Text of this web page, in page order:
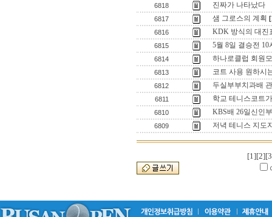
6818 진짜가 나타났다
6817 샘 그로스의 계획
6816
KDK 방식의 대진
6815 5월 8일 결승전
6814 하나로클럽 회원
6813 코트 사용 원하시
6812 두실부부치과배
6811 학교 테니스코트
6810 KBS배 26일신인
6809 저녁 테니스 지도
[1][2]